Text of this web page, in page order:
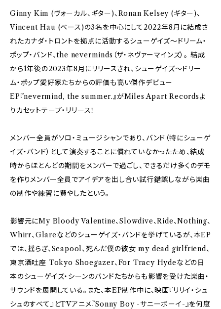
Ginny Kim (ヴォーカル、ギター)、Ronan Kelsey (ギター)、
Vincent Hau (ベース)の3名を中心にして2022年8月に結成さ
れたカナダ・トロントを拠点に活動するシューゲイズ〜ドリーム・
ポップ・バンド、the neverminds（ザ・ネヴァーマインズ）。 結成
から1年後の2023年8月にリリースされ、シューゲイズ〜ドリー
ム・ポップ愛好家たちからの評価も高い傑作デビュー
EP『nevermind, the summer.』がMiles Apart Recordsよ
りカセットテープ・リリース！
メンバー全員がソロ・ミュージシャンであり、バンド（特にシューゲ
イズ・バンド）として演奏することに慣れていなかったため、結成
時からほとんどの期間をメンバーで過ごし、できるだけ多くのデモ
を作りメンバー全員でアイデアを出し合い試行錯誤しながら楽曲
の制作や練習に費やしたという。
影響元にMy Bloody Valentine、Slowdive、Ride、Nothing、
Whirr、Glareなどのシューゲイズ・バンドを挙げているが、本EP
では、揺らぎ、Seapool、死んだ僕の彼女 my dead girlfriend、
東京酒吐座 Tokyo Shoegazer、For Tracy Hydeなどの日
本のシューゲイズ・シーンのバンドたちからも影響を受けた楽曲・
サウンドを展開している。また、本EP制作中に、映画『リリイ・シュ
シュのすべて』とTVアニメ『Sonny Boy -サニーボーイ-』を何度